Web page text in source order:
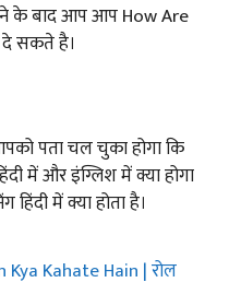
के बाद आप आप How Are
सकते है।
पता चल चुका होगा कि
में और इंग्लिश में क्या होगा
में क्या होता है।
Kahate Hain | रोल